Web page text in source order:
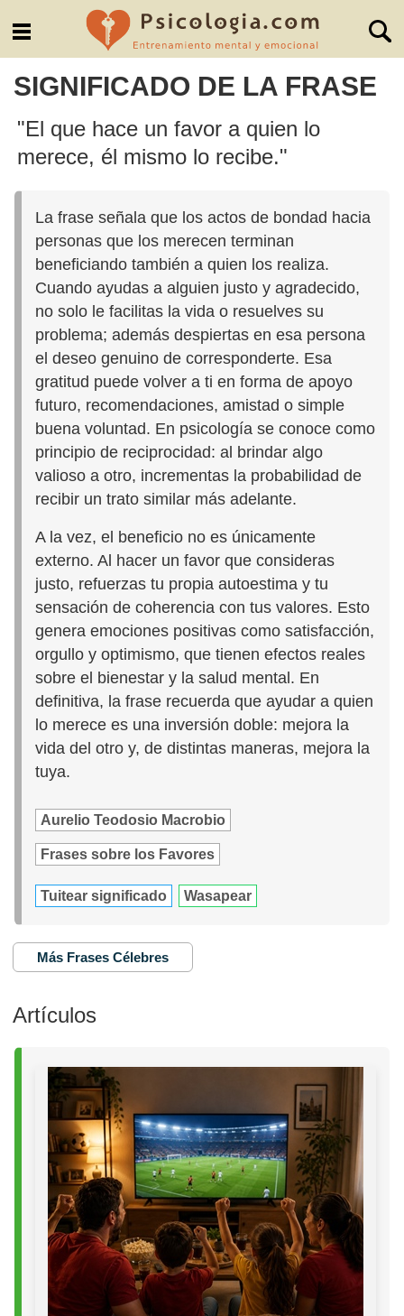
SIGNIFICADO DE LA FRASE
"El que hace un favor a quien lo
merece, él mismo lo recibe."
La frase señala que los actos de bondad hacia
personas que los merecen terminan
beneficiando también a quien los realiza.
Cuando ayudas a alguien justo y agradecido,
no solo le facilitas la vida o resuelves su
problema; además despiertas en esa persona
el deseo genuino de corresponderte. Esa
gratitud puede volver a ti en forma de apoyo
futuro, recomendaciones, amistad o simple
buena voluntad. En psicología se conoce como
principio de reciprocidad: al brindar algo
valioso a otro, incrementas la probabilidad de
recibir un trato similar más adelante.
A la vez, el beneficio no es únicamente
externo. Al hacer un favor que consideras
justo, refuerzas tu propia autoestima y tu
sensación de coherencia con tus valores. Esto
genera emociones positivas como satisfacción,
orgullo y optimismo, que tienen efectos reales
sobre el bienestar y la salud mental. En
definitiva, la frase recuerda que ayudar a quien
lo merece es una inversión doble: mejora la
vida del otro y, de distintas maneras, mejora la
tuya.
Aurelio Teodosio Macrobio
Frases sobre los Favores
Tuitear significado Wasapear
Más Frases Célebres
Artículos